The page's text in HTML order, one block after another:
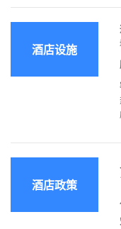
酒店设施
酒店政策